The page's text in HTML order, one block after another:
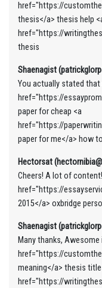
href="https://
thesis</a> thesis help
href="https://
thesis
Shaenagist
You actually stated
href="https://
paper for cheap <a
href="https://
paper for me</a> how
Hectorsat
Cheers! A lot of
href="https://
2015</a> oxbridge
Shaenagist
Many thanks,
href="https://
meaning</a> thesis
href="https://